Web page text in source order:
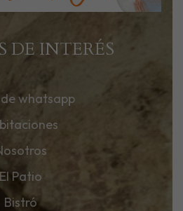
DE INTERÉS
whatsapp
El Patio
Bistró